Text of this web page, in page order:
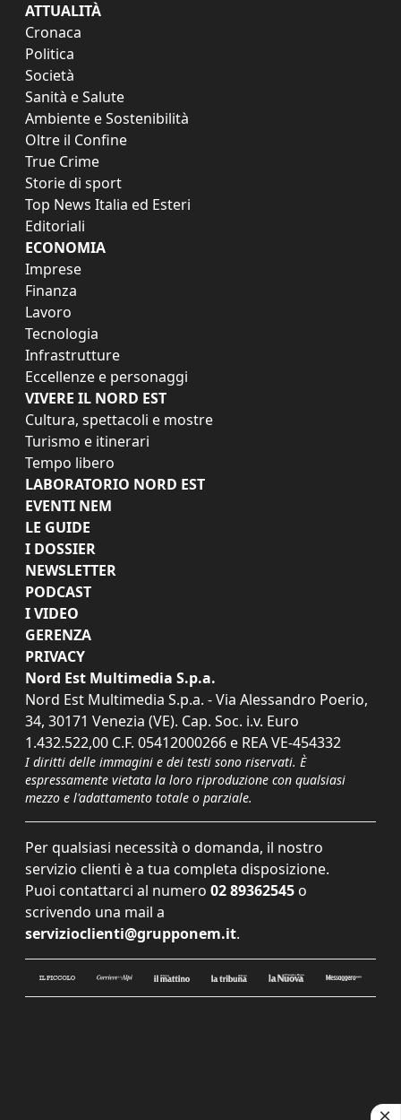
ATTUALITÀ
Cronaca
Politica
Società
Sanità e Salute
Ambiente e Sostenibilità
Oltre il Confine
True Crime
Storie di sport
Top News Italia ed Esteri
Editoriali
ECONOMIA
Imprese
Finanza
Lavoro
Tecnologia
Infrastrutture
Eccellenze e personaggi
VIVERE IL NORD EST
Cultura, spettacoli e mostre
Turismo e itinerari
Tempo libero
LABORATORIO NORD EST
EVENTI NEM
LE GUIDE
I DOSSIER
NEWSLETTER
PODCAST
I VIDEO
GERENZA
PRIVACY
Nord Est Multimedia S.p.a.
Nord Est Multimedia S.p.a. - Via Alessandro Poerio,
34, 30171 Venezia (VE). Cap. Soc. i.v. Euro
1.432.522,00 C.F. 05412000266 e REA VE-454332
I diritti delle immagini e dei testi sono riservati. È
espressamente vietata la loro riproduzione con qualsiasi
mezzo e l'adattamento totale o parziale.
Per qualsiasi necessità o domanda, il nostro
servizio clienti è a tua completa disposizione.
Puoi contattarci al numero 02 89362545 o
scrivendo una mail a
servizioclienti@grupponem.it.